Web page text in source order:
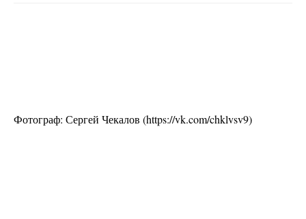
Фотограф: Сергей Чекалов (https://vk.com/chklvsv9)